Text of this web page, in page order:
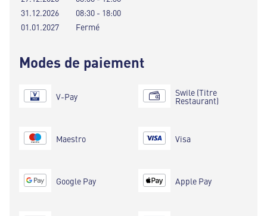
31.12.2026
08:30 - 18:00
01.01.2027
Fermé
Modes de paiement
V-Pay
Maestro
Google Pay
Swile (Titre
Restaurant)
Visa
Apple Pay